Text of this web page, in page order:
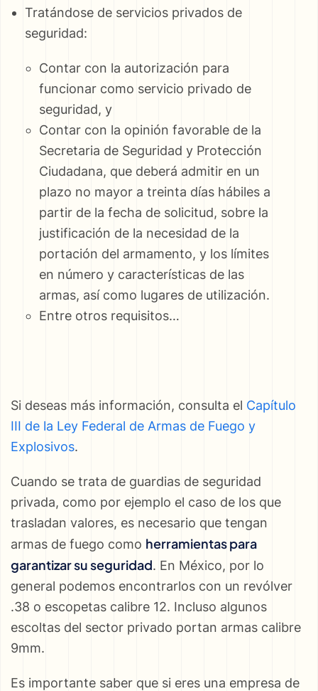
Tratándose de servicios privados de
seguridad:
Contar con la autorización para
funcionar como servicio privado de
seguridad, y
Contar con la opinión favorable de la
Secretaria de Seguridad y Protección
Ciudadana, que deberá admitir en un
plazo no mayor a treinta días hábiles a
partir de la fecha de solicitud, sobre la
justificación de la necesidad de la
portación del armamento, y los límites
en número y características de las
armas, así como lugares de utilización.
Entre otros requisitos…
Si deseas más información, consulta el Capítulo
III de la Ley Federal de Armas de Fuego y
Explosivos.
Cuando se trata de guardias de seguridad
privada, como por ejemplo el caso de los que
trasladan valores, es necesario que tengan
armas de fuego como herramientas para
garantizar su seguridad. En México, por lo
general podemos encontrarlos con un revólver
.38 o escopetas calibre 12. Incluso algunos
escoltas del sector privado portan armas calibre
9mm.
Es importante saber que si eres una empresa de